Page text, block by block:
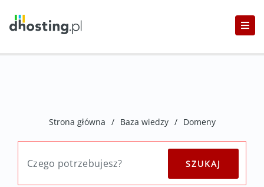
Strona główna / Baza wiedzy / Domeny